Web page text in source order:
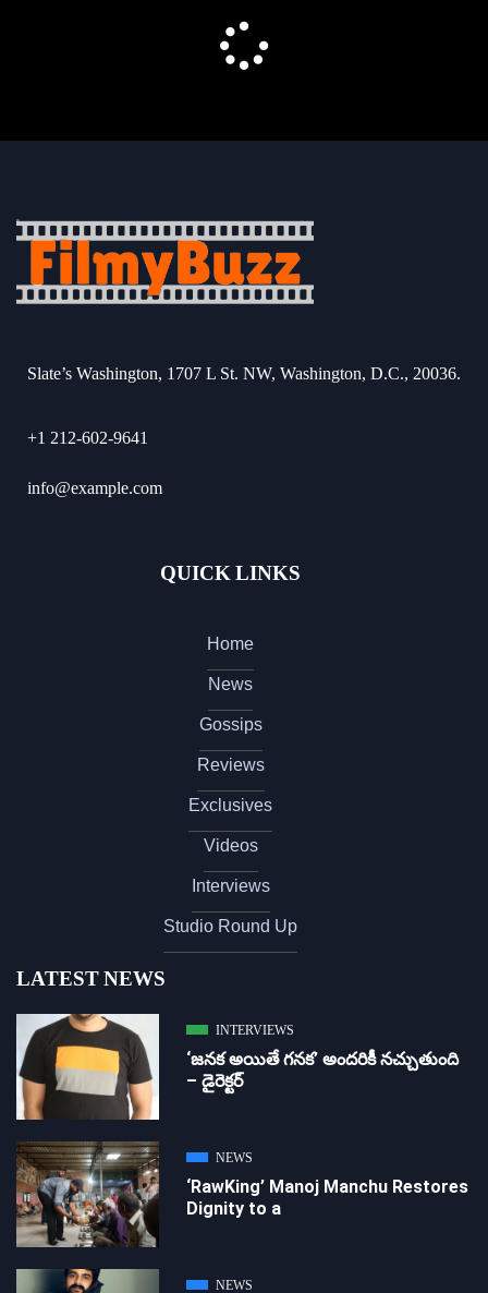
Slate’s Washington, 1707 L St. NW, Washington, D.C., 20036.
+1 212-602-9641
info@example.com
QUICK LINKS
Home
News
Gossips
Reviews
Exclusives
Videos
Interviews
Studio Round Up
LATEST NEWS
INTERVIEWS
‘జ‌న‌క అయితే గ‌న‌క‌’ అందరికీ నచ్చుతుంది
– డైరెక్ట‌ర్
NEWS
‘RawKing’ Manoj Manchu Restores
Dignity to a
NEWS